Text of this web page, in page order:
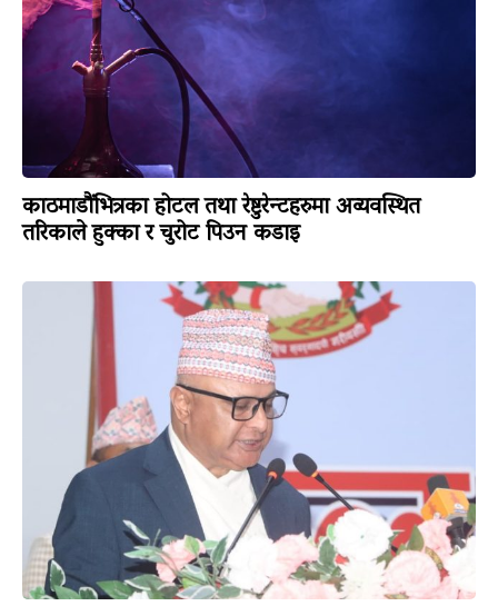
काठमाडौंभित्रका होटल तथा रेष्टुरेन्टहरुमा अव्यवस्थित
तरिकाले हुक्का र चुरोट पिउन कडाइ